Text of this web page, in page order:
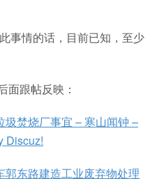
事情的话，目前已知，至少
面跟帖反映：
圾焚烧厂事宜 – 寒山闻钟 –
Discuz!
郭东路建造工业废弃物处理